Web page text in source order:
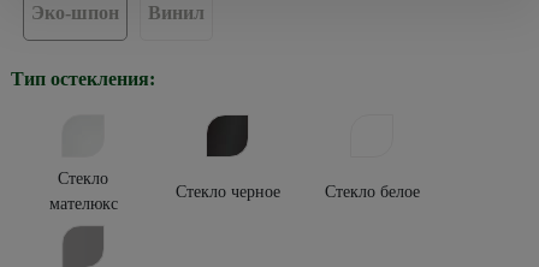
Эко-шпон Винил
Тип остекления:
Стекло
мателюкс
Стекло черное Стекло белое